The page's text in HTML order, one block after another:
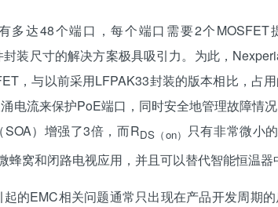
达48个端口，每个端口需要2个MOSFET
装尺寸的解决方案极具吸引力。为此，
，与以前采用LFPAK33封装的版本相比，占
电流来保护PoE端口，同时安全地管理故障情
）增强了3倍，而RDS（on） 只有非常微小
蜂窝和闭路电视应用，并且可以替代智能恒温器
EMC相关问题通常只出现在产品开发周期的